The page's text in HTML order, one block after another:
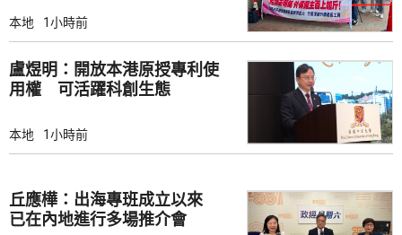
本地 1小時前
盧煜明：開放本港原授專利使
用權 可活躍科創生態
本地 1小時前
丘應樺：出海專班成立以來
已在內地進行多場推介會